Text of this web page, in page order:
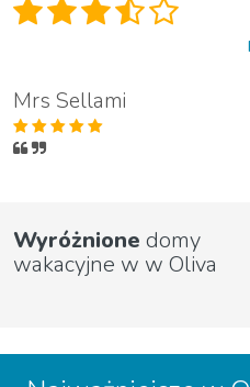
Mrs Sellami
Wyróżnione domy
wakacyjne w w Oliva